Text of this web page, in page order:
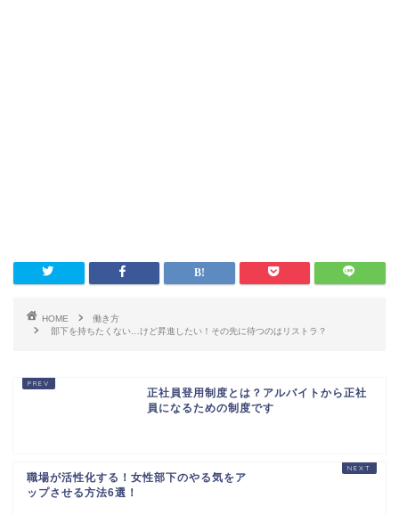
HOME
働き方
部下を持ちたくない…けど昇進したい！その先に待つのはリストラ？
正社員登用制度とは？アルバイトから正社
員になるための制度です
職場が活性化する！女性部下のやる気をア
ップさせる方法6選！